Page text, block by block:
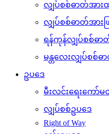
လျှပ်စစ်ဓာတ်အား
လျှပ်စစ်ဓာတ်အားဖ
ရန်ကုန်လျှပ်စစ်ဓာတ်
မန္တလေးလျှပ်စစ်ဓ
ဥပဒေ
မီးလင်းရေးကော်
လျှပ်စစ်ဥပဒေ
Right of Way